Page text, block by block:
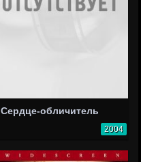
Сердце-обличитель
2004